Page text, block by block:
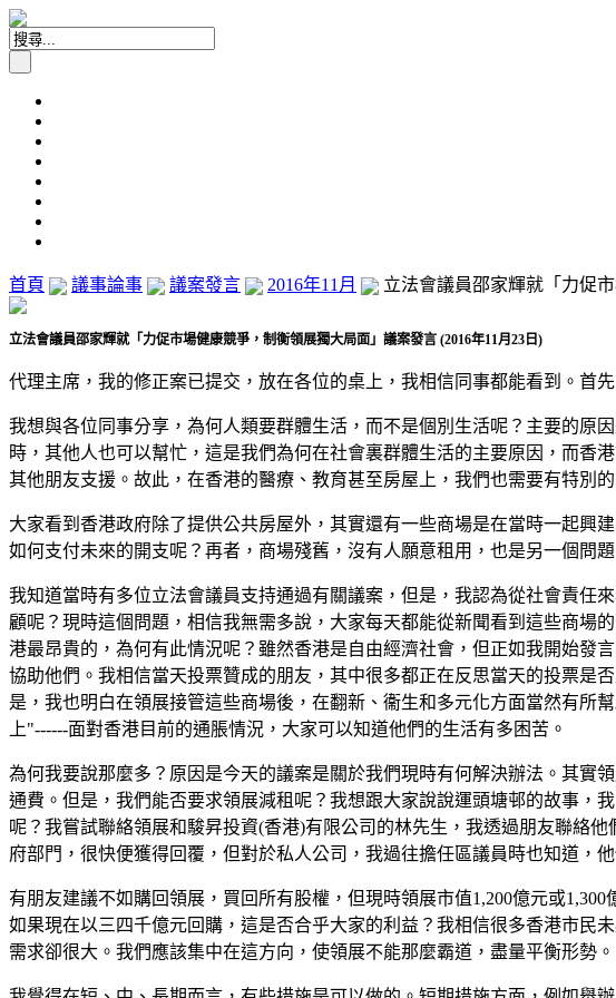
首頁 議事論事 議案發言 2016年11月 立法會議員邵家輝就「力促
立法會議員邵家輝就「力促市場健康競爭，制衡領展獨大局面」議案發言 (2016年11月23日)
代理主席，我的修正案已提交，放在各位的桌上，我相信同事都能看到。首
我想與各位同事分享，為何人類要群體生活，而不是個別生活呢？主要的原
時，其他人也可以幫忙，這是我們為何在社會裏群體生活的主要原因，而香
其他朋友支援。故此，在香港的醫療、教育甚至房屋上，我們也需要有特別
大家看到香港政府除了提供公共房屋外，其實還有一些商場是在當時一起興
如何支付未來的開支呢？再者，商場殘舊，沒有人願意租用，也是另一個問
我知道當時有多位立法會議員支持通過有關議案，但是，我認為從社會責任
顧呢？現時這個問題，相信我無需多說，大家每天都能從新聞看到這些商場
港最昂貴的，為何有此情況呢？雖然香港是自由經濟社會，但正如我開始發
協助他們。我相信當天投票贊成的朋友，其中很多都正在反思當天的投票是
是，我也明白在領展接管這些商場後，在翻新、衞生和多元化方面當然有所
上"------面對香港目前的通脹情況，大家可以知道他們的生活有多困苦。
為何我要說那麼多？原因是今天的議案是關於我們現時有何解決辦法。其實
通費。但是，我們能否要求領展減租呢？我想跟大家說說運頭塘邨的故事，
呢？我嘗試聯絡領展和駿昇投資(香港)有限公司的林先生，我透過朋友聯絡
府部門，很快便獲得回覆，但對於私人公司，我過往擔任區議員時也知道，
有朋友建議不如購回領展，買回所有股權，但現時領展市值1,200億元或
如果現在以三四千億元回購，這是否合乎大家的利益？我相信很多香港市民
需求卻很大。我們應該集中在這方向，使領展不能那麼霸道，盡量平衡形勢。